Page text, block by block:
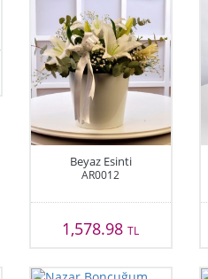
Beyaz Esinti
AR0012
1,578.98TL